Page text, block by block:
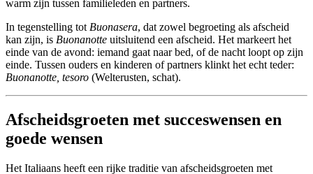
warm zijn tussen familieleden en partners.
In tegenstelling tot Buonasera, dat zowel begroeting als afscheid
kan zijn, is Buonanotte uitsluitend een afscheid. Het markeert het
einde van de avond: iemand gaat naar bed, of de nacht loopt op zijn
einde. Tussen ouders en kinderen of partners klinkt het echt teder:
Buonanotte, tesoro (Welterusten, schat).
Afscheidsgroeten met succeswensen en
goede wensen
Het Italiaans heeft een rijke traditie van afscheidsgroeten met